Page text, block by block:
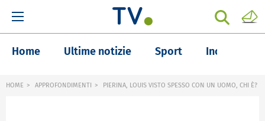
Home Ultime notizie Sport Inchieste
HOME APPROFONDIMENTI PIERINA, LOUIS VISTO SPESSO CON UN UOMO, CHI È?